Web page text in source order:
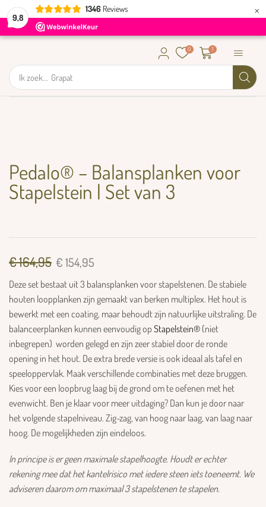
9,8
1346 Reviews ×
Ik zoek... Grapat
0 1
Pedalo® – Balansplanken voor
Stapelstein | Set van 3
€164,95 €154,95
Deze set bestaat uit 3 balansplanken voor stapelstenen. De stabiele
houten loopplanken zijn gemaakt van berken multiplex. Het hout is
bewerkt met een coating, maar behoudt zijn natuurlijke uitstraling. De
balanceerplanken kunnen eenvoudig op Stapelstein® (niet
inbegrepen) worden gelegd en zijn zeer stabiel door de ronde
opening in het hout. De extra brede versie is ook ideaal als tafel en
speeloppervlak. Maak verschillende combinaties met deze bruggen.
Kies voor een loopbrug laag bij de grond om te oefenen met het
evenwicht. Ben je klaar voor meer uitdaging? Dan kun je door naar
het volgende stapelniveau. Zig-zag, van hoog naar laag, van laag naar
hoog. De mogelijkheden zijn eindeloos.
In principe is er geen maximale stapelhoogte. Houdt er echter
rekening mee dat het kantelrisico met iedere steen iets toeneemt. We
adviseren daarom om maximaal 3 stapelstenen te stapelen.